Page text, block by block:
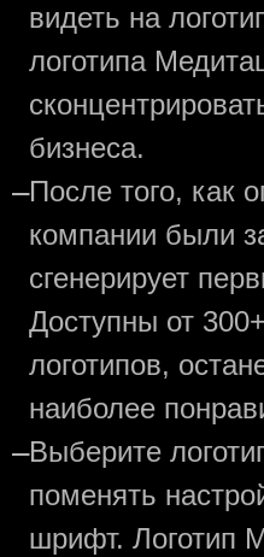
видеть на
логотипа
бизнеса.
—После того, как
компании были
сгенерирует
Доступны от
логотипов,
наиболее
—Выберите
поменять
шрифт. Логотип